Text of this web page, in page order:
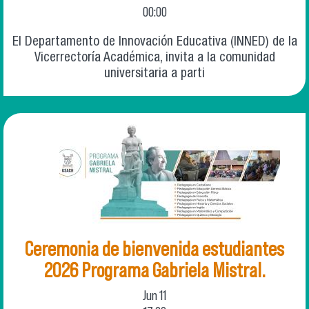
00:00
El Departamento de Innovación Educativa (INNED) de la
Vicerrectoría Académica, invita a la comunidad
universitaria a parti
Ceremonia de bienvenida estudiantes
2026 Programa Gabriela Mistral.
Jun11